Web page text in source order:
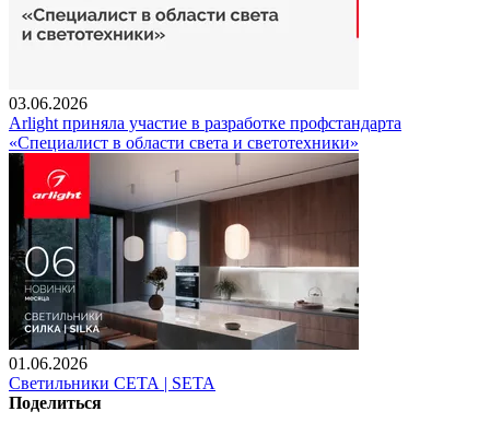
03.06.2026
Arlight приняла участие в разработке профстандарта
«Специалист в области света и светотехники»
01.06.2026
Светильники СЕТА | SETA
Поделиться